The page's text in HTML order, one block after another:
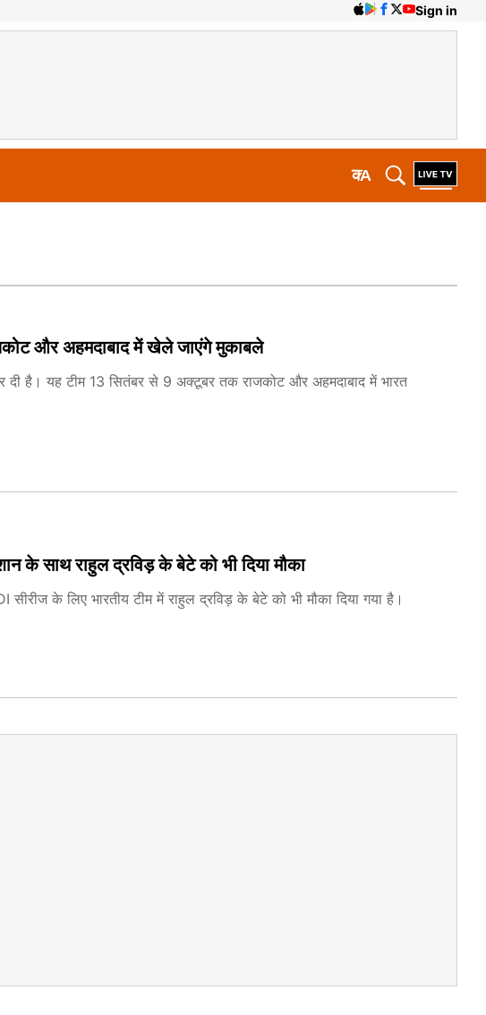
Sign in
A
क
और अहमदाबाद में खेले जाएंगे मुकाबले
है। यह टीम 13 सितंबर से 9 अक्टूबर तक राजकोट और अहमदाबाद में भारत
के साथ राहुल द्रविड़ के बेटे को भी दिया मौका
के लिए भारतीय टीम में राहुल द्रविड़ के बेटे को भी मौका दिया गया है।